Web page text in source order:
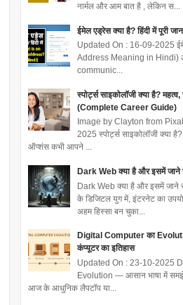
नार्मल और आम बात है , लेकिन स...
ईमेल एड्रेस क्या है? हिंदी में पूरी
Updated On : 16-09-2025
Address Meaning in Hindi)
communic...
स्पोर्ट्स साइकोलॉजी क्या है?
(Complete Career Guide)
Image by Clayton from
2025 स्पोर्ट्स साइकोलॉजी क्या
ऑप्शंस कभी आपने ...
Dark Web क्या है और इसमें जाने
Dark Web क्या है और इसमें जाने
के डिजिटल युग में, इंटरनेट का
अहम हिस्सा बन चुका...
Digital Computer का
कंप्यूटर का इतिहास
Updated On : 23-10-2025
Evolution — आसान भाषा में
आज के आधुनिक लैपटॉप या...